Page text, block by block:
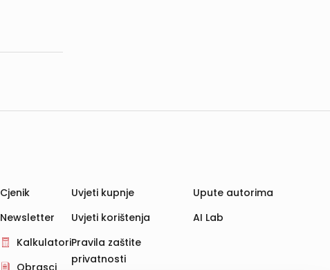
Cjenik
Newsletter
Kalkulatori
Obrasci
Uvjeti kupnje
Uvjeti korištenja
Pravila zaštite
privatnosti
Upute autorima
AI Lab